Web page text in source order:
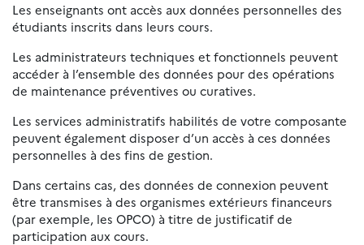
Les enseignants ont accès aux données personnelles des
étudiants inscrits dans leurs cours.
Les administrateurs techniques et fonctionnels peuvent
accéder à l’ensemble des données pour des opérations
de maintenance préventives ou curatives.
Les services administratifs habilités de votre composante
peuvent également disposer d’un accès à ces données
personnelles à des fins de gestion.
Dans certains cas, des données de connexion peuvent
être transmises à des organismes extérieurs financeurs
(par exemple, les OPCO) à titre de justificatif de
participation aux cours.